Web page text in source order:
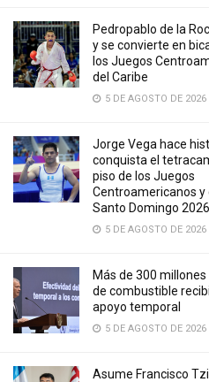
Pedropablo de la
y se convierte en
los Juegos
del Caribe
5 DE AGOSTO DE 2026
Jorge Vega hace
conquista el
piso de los Juegos
Centroamericanos y
Santo Domingo 2026
5 DE AGOSTO DE 2026
Más de 300
de combustible
apoyo temporal
5 DE AGOSTO DE 2026
Asume Francisco